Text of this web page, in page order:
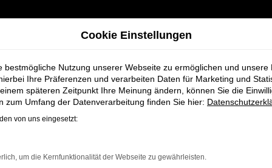
bei Schmidt + Koch - Ihr VW Autohaus
Cookie Einstellungen
bestmögliche Nutzung unserer Webseite zu ermöglichen und unsere
Ihre Präferenzen und verarbeiten Daten für Marketing und
späteren Zeitpunkt Ihre Meinung ändern, können Sie die
zum Umfang der Datenverarbeitung finden Sie hier:
von uns eingesetzt:
um die Kernfunktionalität der Webseite zu gewährleisten.